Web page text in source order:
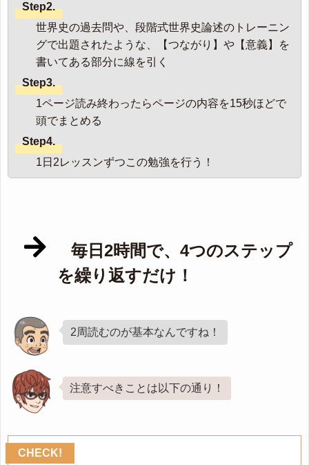
Step2.
世界史の過去問や、段階式世界史論述のトレーニン
グで出題されたような、【つながり】や【意義】を
書いてある部分に線を引く
Step3.
1ページ読み終わったらページの内容を15秒ほどで
頭でまとめる
Step4.
1日2レッスンずつこの勉強を行う！
毎日2時間で、4つのステップ
を繰り返すだけ！
2周読むのが基本なんですね！
注意すべきことは以下の通り！